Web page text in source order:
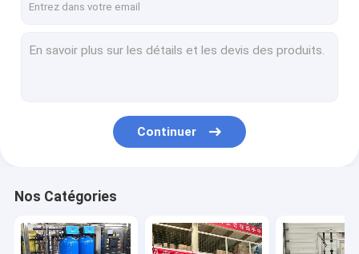
Machine de remplissage de liquide
Système de stérilisation à l'ozone
Continuer
Nos Catégories